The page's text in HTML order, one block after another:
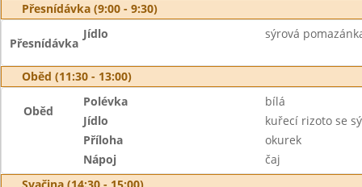
Přesnídávka (9:00 - 9:30)
Přesnídávka
Jídlo sýrová
Oběd (11:30 - 13:00)
Oběd
Polévka
bílá
Jídlo
kuřecí rizoto se
Příloha
okurek
Nápoj
čaj